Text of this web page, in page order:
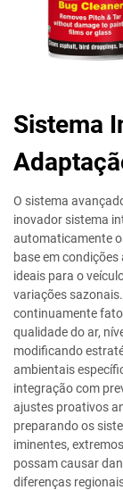
Sistema
O sistema
inovador sistema
automaticamente
base em
ideais para o
variações
continuamente
qualidade do ar,
modificando
ambientais
integração com
ajustes proativos
preparando os
iminentes,
possam causar
diferenças